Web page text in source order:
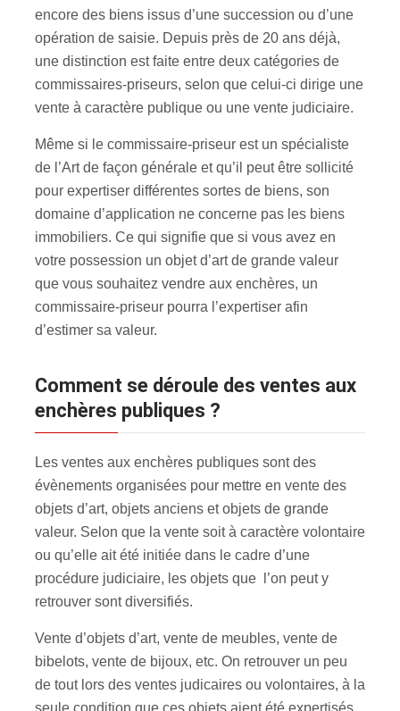
encore des biens issus d’une succession ou d’une
opération de saisie. Depuis près de 20 ans déjà,
une distinction est faite entre deux catégories de
commissaires-priseurs, selon que celui-ci dirige une
vente à caractère publique ou une vente judiciaire.
Même si le commissaire-priseur est un spécialiste
de l’Art de façon générale et qu’il peut être sollicité
pour expertiser différentes sortes de biens, son
domaine d’application ne concerne pas les biens
immobiliers. Ce qui signifie que si vous avez en
votre possession un objet d’art de grande valeur
que vous souhaitez vendre aux enchères, un
commissaire-priseur pourra l’expertiser afin
d’estimer sa valeur.
Comment se déroule des ventes aux
enchères publiques ?
Les ventes aux enchères publiques sont des
évènements organisées pour mettre en vente des
objets d’art, objets anciens et objets de grande
valeur. Selon que la vente soit à caractère volontaire
ou qu’elle ait été initiée dans le cadre d’une
procédure judiciaire, les objets que l’on peut y
retrouver sont diversifiés.
Vente d’objets d’art, vente de meubles, vente de
bibelots, vente de bijoux, etc. On retrouver un peu
de tout lors des ventes judicaires ou volontaires, à la
seule condition que ces objets aient été expertisés